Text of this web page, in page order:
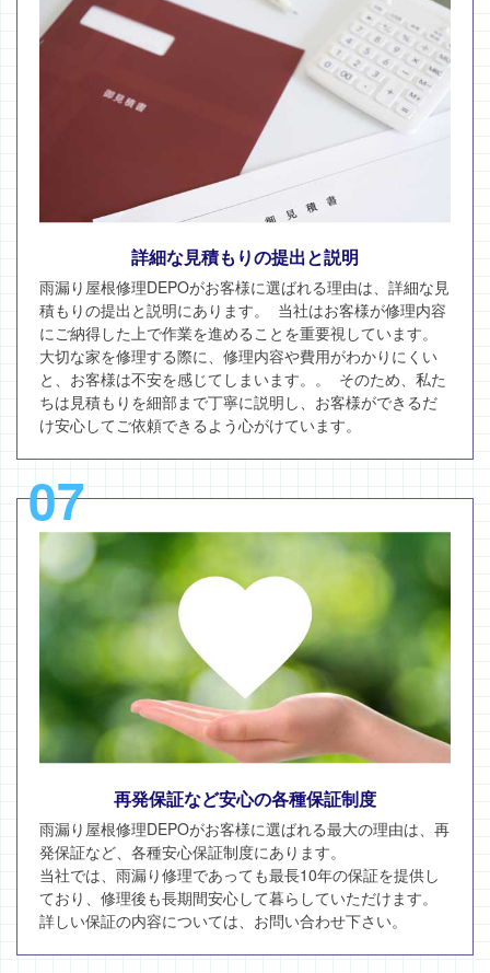
詳細な見積もりの提出と説明
雨漏り屋根修理DEPOがお客様に選ばれる理由は、詳細な見
積もりの提出と説明にあります。 当社はお客様が修理内容
にご納得した上で作業を進めることを重要視しています。
大切な家を修理する際に、修理内容や費用がわかりにくい
と、お客様は不安を感じてしまいます。。 そのため、私た
ちは見積もりを細部まで丁寧に説明し、お客様ができるだ
け安心してご依頼できるよう心がけています。
07
再発保証など安心の各種保証制度
雨漏り屋根修理DEPOがお客様に選ばれる最大の理由は、再
発保証など、各種安心保証制度にあります。
当社では、雨漏り修理であっても最長10年の保証を提供し
ており、修理後も長期間安心して暮らしていただけます。
詳しい保証の内容については、お問い合わせ下さい。